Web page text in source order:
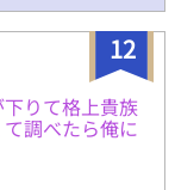
12
りて格上貴族
調べたら俺に